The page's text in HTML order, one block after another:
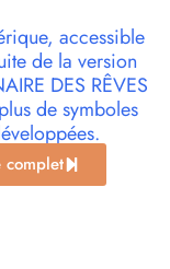
accessible
de la version
DES RÊVES
de symboles